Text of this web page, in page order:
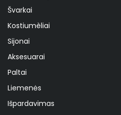
Švarkai
Kostiumèliai
Sijonai
Aksesuarai
Paltai
Liemenės
Išpardavimas